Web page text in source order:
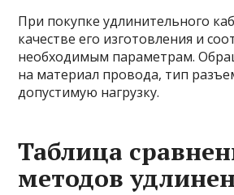
При покупке удлинительного
качестве его изготовления и
необходимым параметрам.
на материал провода, тип
допустимую нагрузку.
Таблица
методов